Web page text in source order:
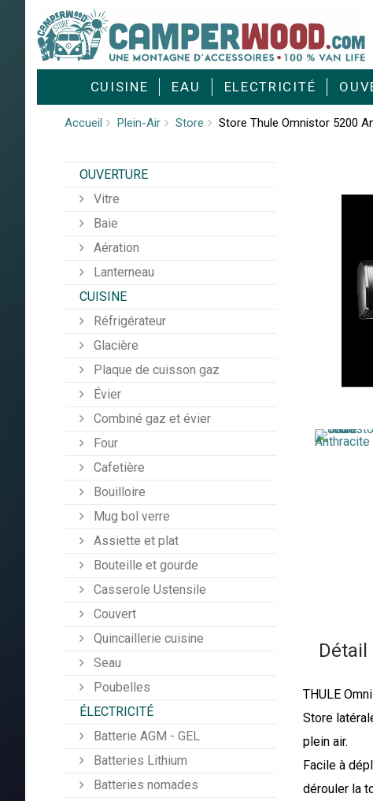
CUISINE EAU ELECTRICITÉ
Accueil Plein-Air Store Store Thule Omnistor 5200
THULE
Store
plein air.
Facile à
dérouler la
OUVERTURE
Vitre
Baie
Aération
Lanterneau
CUISINE
Réfrigérateur
Glacière
Plaque de cuisson gaz
Évier
Combiné gaz et évier
Four
Cafetière
Bouilloire
Mug bol verre
Assiette et plat
Bouteille et gourde
Casserole Ustensile
Couvert
Quincaillerie cuisine
Seau
Poubelles
ÉLECTRICITÉ
Batterie AGM - GEL
Batteries Lithium
Batteries nomades
Cookies management panel